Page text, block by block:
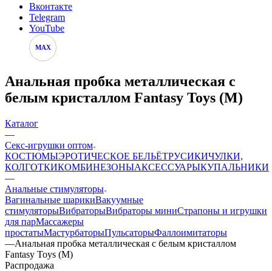
Вконтакте
Telegram
YouTube
MAX
Анальная пробка металлическая с
белым кристаллом Fantasy Toys (M)
Каталог
—
Секс-игрушки оптом
КОСТЮМЫЭРОТИЧЕСКОЕ БЕЛЬЁТРУСИКИЧУЛКИ,
КОЛГОТКИКОМБИНЕЗОНЫАКСЕССУАРЫКУПАЛЬНИКИ
—
Анальные стимуляторы
Вагинальные шарикиВакуумные
стимуляторыВибраторыВибраторы миниСтрапоны и игрушки
для парМассажеры
простатыМастурбаторыПульсаторыФаллоимитаторы
—Анальная пробка металлическая с белым кристаллом
Fantasy Toys (M)
Распродажа